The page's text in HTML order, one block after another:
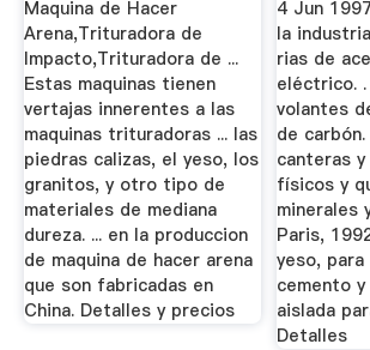
Maquina de Hacer
Arena,Trituradora de
Impacto,Trituradora de ...
Estas maquinas tienen
vertajas innerentes a las
maquinas trituradoras ... las
piedras calizas, el yeso, los
granitos, y otro tipo de
materiales de mediana
dureza. ... en la produccion
de maquina de hacer arena
que son fabricadas en
China. Detalles y precios
4 Jun
la
rias de
eléctrico.
volantes
de carbón.
canteras
físicos y
minerales
Paris,
yeso,
cemento
aislada
Detalles